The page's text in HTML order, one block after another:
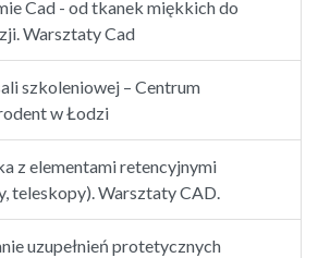
Cad - od tkanek miękkich do
Warsztaty Cad
szkoleniowej – Centrum
w Łodzi
z elementami retencyjnymi
teleskopy). Warsztaty CAD.
uzupełnień protetycznych